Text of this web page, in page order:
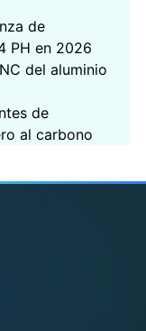
de
PH en 2026
del aluminio
de
al carbono